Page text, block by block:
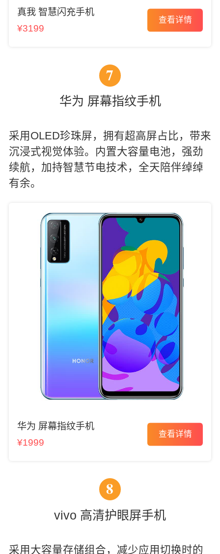
真我 智慧闪充手机
¥3199
查看详情
7
华为 屏幕指纹手机
采用OLED珍珠屏，拥有超高屏占比，带来
沉浸式视觉体验。内置大容量电池，强劲
续航，加持智慧节电技术，全天陪伴绰绰
有余。
华为 屏幕指纹手机
¥1999
查看详情
8
vivo 高清护眼屏手机
采用大容量存储组合，减少应用切换时的